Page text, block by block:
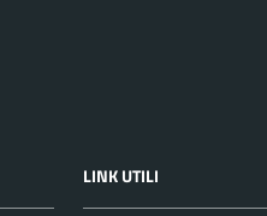
LINK UTILI